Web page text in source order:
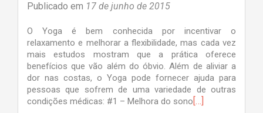
Publicado em 17 de junho de 2015
O Yoga é bem conhecida por incentivar o
relaxamento e melhorar a flexibilidade, mas cada vez
mais estudos mostram que a prática oferece
benefícios que vão além do óbvio. Além de aliviar a
dor nas costas, o Yoga pode fornecer ajuda para
pessoas que sofrem de uma variedade de outras
condições médicas: #1 – Melhora do sono[…]